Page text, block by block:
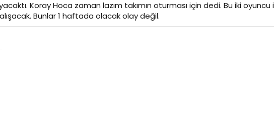
Koray Hoca zaman lazım takımın oturması için dedi. Bu iki
Bunlar 1 haftada olacak olay değil.